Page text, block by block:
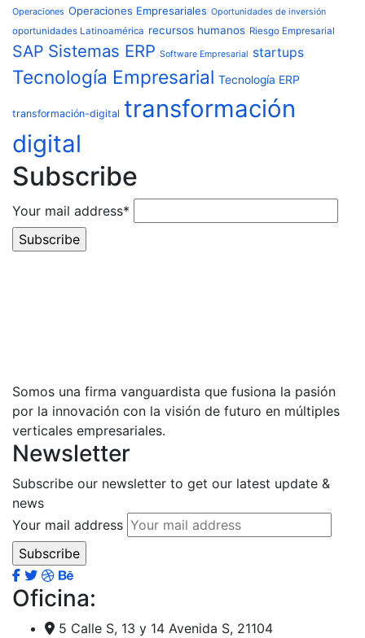
Operaciones Operaciones Empresariales Oportunidades de inversión
oportunidades Latinoamérica recursos humanos Riesgo Empresarial
SAP Sistemas ERP Software Empresarial startups
Tecnología Empresarial Tecnología ERP
transformación-digital transformación
digital
Subscribe
Your mail address*
Somos una firma vanguardista que fusiona la pasión
por la innovación con la visión de futuro en múltiples
verticales empresariales.
Newsletter
Subscribe our newsletter to get our latest update &
news
Your mail address
Oficina:
5 Calle S, 13 y 14 Avenida S, 21104